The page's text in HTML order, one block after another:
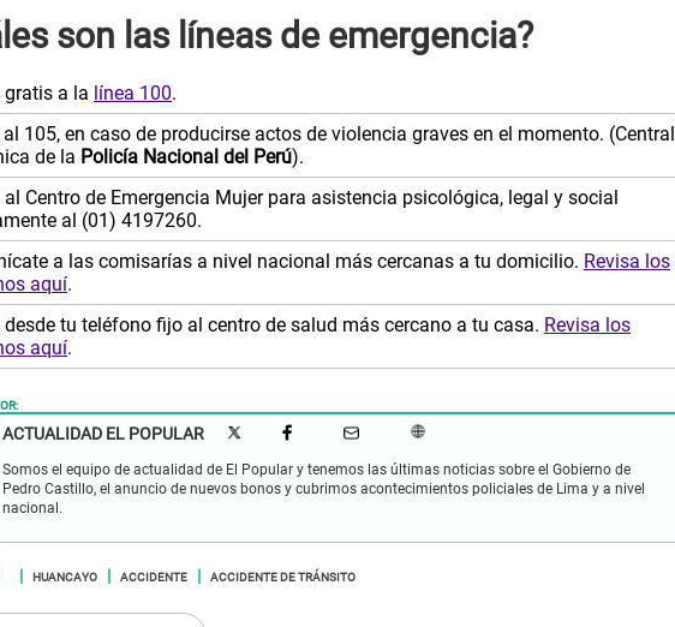
son las líneas de emergencia?
gratis a la línea 100.
105, en caso de producirse actos de violencia graves en el momento. (Central
de la Policía Nacional del Perú).
Centro de Emergencia Mujer para asistencia psicológica, legal y social
al (01) 4197260.
a las comisarías a nivel nacional más cercanas a tu domicilio. Revisa los
aquí.
desde tu teléfono fijo al centro de salud más cercano a tu casa. Revisa los
aquí.
ACTUALIDAD EL POPULAR
Somos el equipo de actualidad de El Popular y tenemos las últimas noticias sobre el Gobierno de
Pedro Castillo, el anuncio de nuevos bonos y cubrimos acontecimientos policiales de Lima y a nivel
nacional.
HUANCAYO ACCIDENTE ACCIDENTE DE TRÁNSITO